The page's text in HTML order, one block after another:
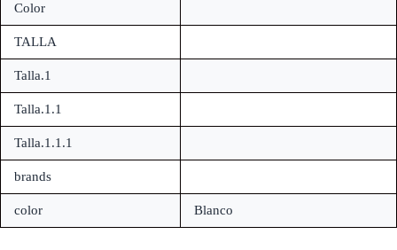
Color
TALLA
Talla.1
Talla.1.1
Talla.1.1.1
brands
color Blanco